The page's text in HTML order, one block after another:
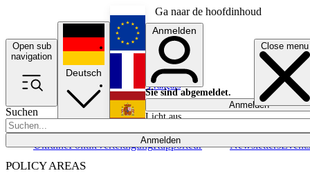
Ga naar de hoofdinhoud
Open sub
navigation
Close menu
Suchen
Anmelden
POLICY AREAS
UkrainePolitikVerteidigungRapporteur NewslettersEvents
Deutsch
English
Français
Anmelden
Sie sind abgemeldet.
Anmelden
Licht aus